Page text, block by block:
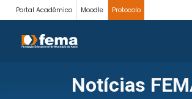
Portal Acadêmico Moodle Protocolo
Notícias